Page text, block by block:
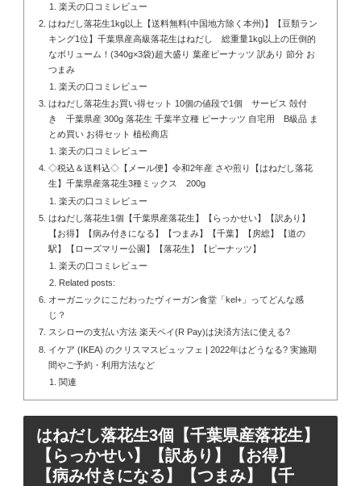
楽天の口コミレビュー
はねだし落花生1kg以上【送料無料(中国地方除く本州)】【豆類ラン
キング1位】千葉県産高級落花生はねだし 総重量1kg以上の圧倒的
なボリューム！(340g×3袋)超大盛り 葉産ピーナッツ 訳あり 節分 お
つまみ
楽天の口コミレビュー
はねだし落花生お買い得セット 10個の値段で1個 サービス 殻付
き 千葉県産 300g 落花生 千葉半立種 ピーナッツ 自宅用 B級品 ま
とめ買い お得セット 植松商店
楽天の口コミレビュー
◇税込＆送料込◇【メール便】令和2年産 さや煎り【はねだし落花
生】千葉県産落花生3種ミックス 200g
楽天の口コミレビュー
はねだし落花生1個【千葉県産落花生】【らっかせい】【訳あり】
【お得】【病み付きになる】【つまみ】【千葉】【房総】【道の
駅】【ローズマリー公園】【落花生】【ピーナッツ】
楽天の口コミレビュー
Related posts:
オーガニックにこだわったヴィーガン食堂「kel+」ってどんな感
じ？
スシローの支払い方法 楽天ペイ(R Pay)は決済方法に使える?
イケア (IKEA) のクリスマスビュッフェ | 2022年はどうなる? 実施期
間やご予約・利用方法など
関連
はねだし落花生3個【千葉県産落花生】
【らっかせい】【訳あり】【お得】
【病み付きになる】【つまみ】【千